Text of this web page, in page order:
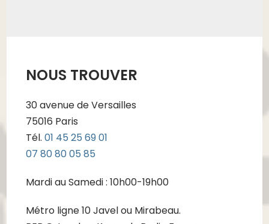
NOUS TROUVER
30 avenue de Versailles
75016 Paris
Tél.01 45 25 69 01
07 80 80 05 85
Mardi au Samedi : 10h00-19h00
Métro ligne 10 Javel ou Mirabeau.